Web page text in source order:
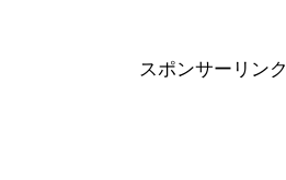
スポンサーリンク